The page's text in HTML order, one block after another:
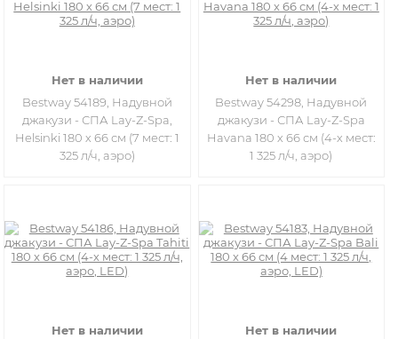
Нет в наличии
Bestway 54189, Надувной
джакузи - СПА Lay-Z-Spa,
Helsinki 180 х 66 см (7 мест: 1
325 л/ч, аэро)
Нет в наличии
Bestway 54298, Надувной
джакузи - СПА Lay-Z-Spa
Havana 180 х 66 см (4-х мест:
1 325 л/ч, аэро)
Нет в наличии
Нет в наличии